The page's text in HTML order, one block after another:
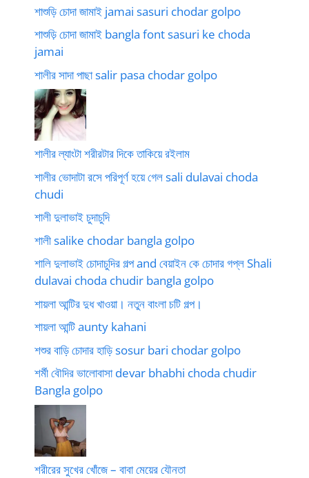
শাশুড়ি চোদা জামাই jamai sasuri chodar golpo
শাশুড়ি চোদা জামাই bangla font sasuri ke choda
jamai
শালীর সাদা পাছা salir pasa chodar golpo
শালীর ল্যাংটা শরীরটার দিকে তাকিয়ে রইলাম
শালীর ভোদাটা রসে পরিপূর্ণ হয়ে গেল sali dulavai choda
chudi
শালী দুলাভাই চুদাচুদি
শালী salike chodar bangla golpo
শালি দুলাভাই চোদাচুদির গল্প and বেয়াইন কে চোদার গপ্ল Shali
dulavai choda chudir bangla golpo
শায়লা আন্টির দুধ খাওয়া। নতুন বাংলা চটি গল্প।
শায়লা আন্টি aunty kahani
শশুর বাড়ি চোদার হাড়ি sosur bari chodar golpo
শর্মী বৌদির ভালোবাসা devar bhabhi choda chudir
Bangla golpo
শরীরের সুখের খোঁজে – বাবা মেয়ের যৌনতা